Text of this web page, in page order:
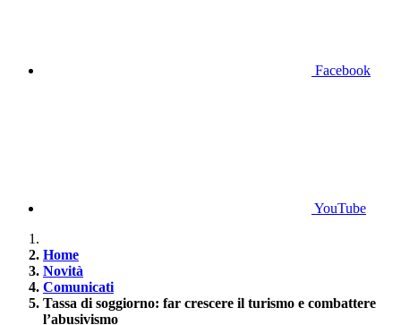
Facebook
YouTube
Home
Novità
Comunicati
Tassa di soggiorno: far crescere il turismo e combattere
l’abusivismo